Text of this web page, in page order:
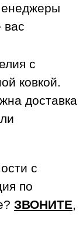
вас
с
ковкой.
доставка
с
по
ЗВОНИТЕ,